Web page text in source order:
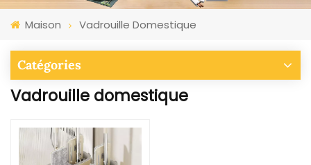
Maison Vadrouille Domestique
Catégories
Vadrouille domestique